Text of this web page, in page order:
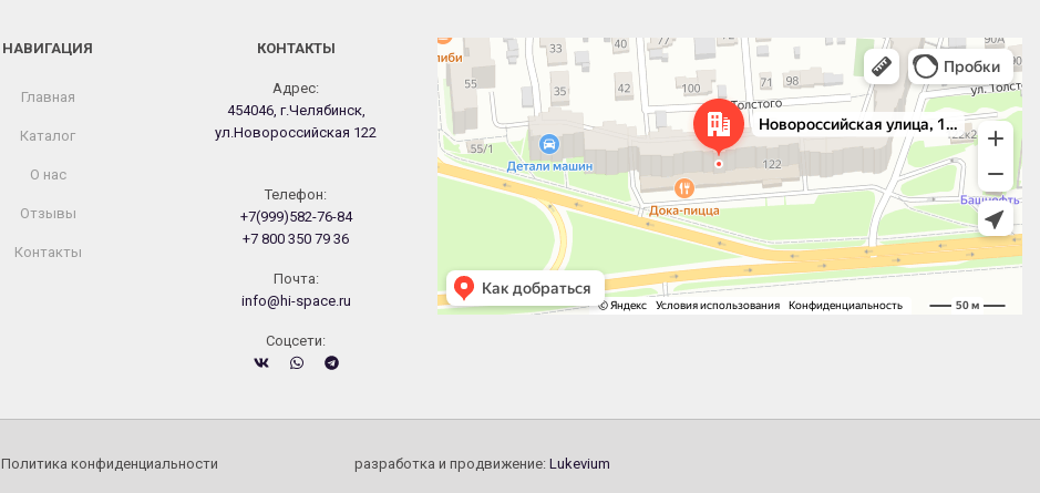
НАВИГАЦИЯ
Главная
Каталог
О нас
Отзывы
Контакты
КОНТАКТЫ
Адрес:
454046, г.Челябинск,
ул.Новороссийская 122
Телефон:
+7(999)582-76-84
+7 800 350 79 36
Почта:
info@hi-space.ru
Cоцсети:
Челябинск
Новороссийская улица, 122 — Яндекс.Карты
Политика конфиденциальности разработка и продвижение: Lukevium